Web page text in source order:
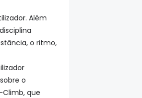
Além
o ritmo,
o
que